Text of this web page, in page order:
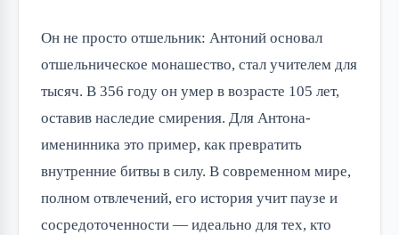
Он не просто отшельник: Антоний основал
отшельническое монашество, стал учителем для
тысяч. В 356 году он умер в возрасте 105 лет,
оставив наследие смирения. Для Антона-
именинника это пример, как превратить
внутренние битвы в силу. В современном мире,
полном отвлечений, его история учит паузе и
сосредоточенности — идеально для тех, кто